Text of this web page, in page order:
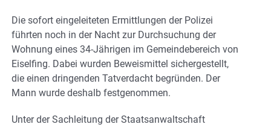
Die sofort eingeleiteten Ermittlungen der Polizei
führten noch in der Nacht zur Durchsuchung der
Wohnung eines 34-Jährigen im Gemeindebereich von
Eiselfing. Dabei wurden Beweismittel sichergestellt,
die einen dringenden Tatverdacht begründen. Der
Mann wurde deshalb festgenommen.
Unter der Sachleitung der Staatsanwaltschaft